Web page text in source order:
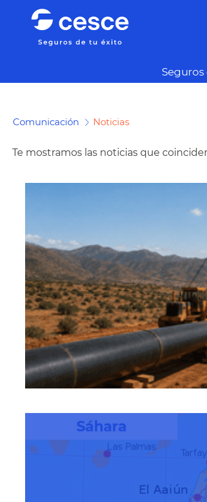
Comunicación Noticias
Te mostramos las noticias que